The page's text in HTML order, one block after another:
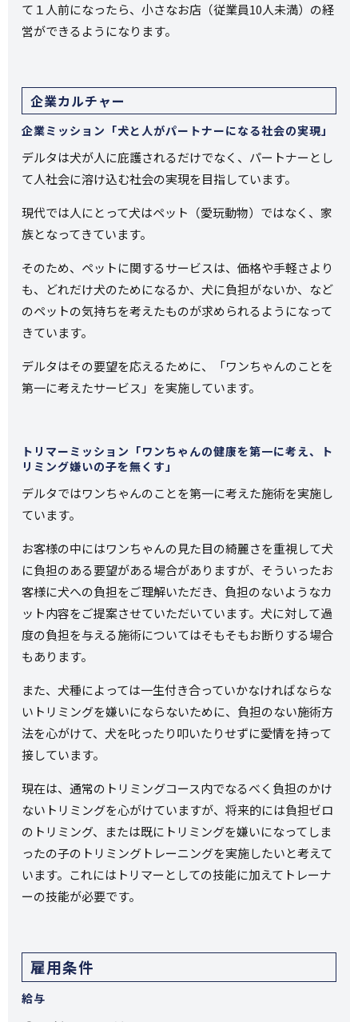
て１人前になったら、小さなお店（従業員10人未満）の経
営ができるようになります。
企業カルチャー
企業ミッション「犬と人がパートナーになる社会の実現」
デルタは犬が人に庇護されるだけでなく、パートナーとし
て人社会に溶け込む社会の実現を目指しています。
現代では人にとって犬はペット（愛玩動物）ではなく、家
族となってきています。
そのため、ペットに関するサービスは、価格や手軽さより
も、どれだけ犬のためになるか、犬に負担がないか、など
のペットの気持ちを考えたものが求められるようになって
きています。
デルタはその要望を応えるために、「ワンちゃんのことを
第一に考えたサービス」を実施しています。
トリマーミッション「ワンちゃんの健康を第一に考え、ト
リミング嫌いの子を無くす」
デルタではワンちゃんのことを第一に考えた施術を実施し
ています。
お客様の中にはワンちゃんの見た目の綺麗さを重視して犬
に負担のある要望がある場合がありますが、そういったお
客様に犬への負担をご理解いただき、負担のないようなカ
ット内容をご提案させていただいています。犬に対して過
度の負担を与える施術についてはそもそもお断りする場合
もあります。
また、犬種によっては一生付き合っていかなければならな
いトリミングを嫌いにならないために、負担のない施術方
法を心がけて、犬を叱ったり叩いたりせずに愛情を持って
接しています。
現在は、通常のトリミングコース内でなるべく負担のかけ
ないトリミングを心がけていますが、将来的には負担ゼロ
のトリミング、または既にトリミングを嫌いになってしま
ったの子のトリミングトレーニングを実施したいと考えて
います。これにはトリマーとしての技能に加えてトレーナ
ーの技能が必要です。
雇用条件
給与